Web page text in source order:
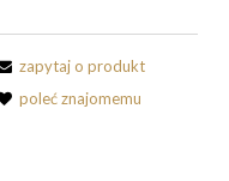
zapytaj o produkt
poleć znajomemu